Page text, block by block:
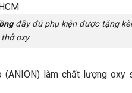
đầy đủ phụ kiện được tặng
oxy